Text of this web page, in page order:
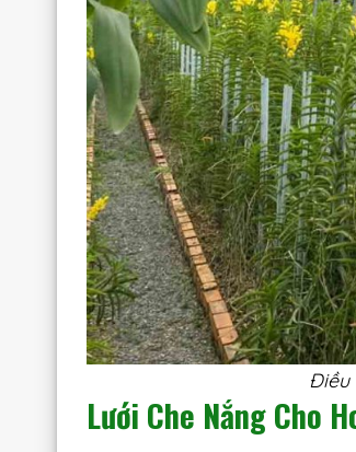
Điều
Lưới Che Nắng Cho